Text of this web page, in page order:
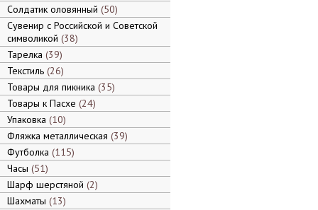
Солдатик оловянный 50
Сувенир с Российской и Советской
символикой 38
Тарелка 39
Текстиль 26
Товары для пикника 35
Товары к Пасхе 24
Упаковка 10
Фляжка металлическая 39
Футболка 115
Часы 51
Шарф шерстяной 2
Шахматы 13